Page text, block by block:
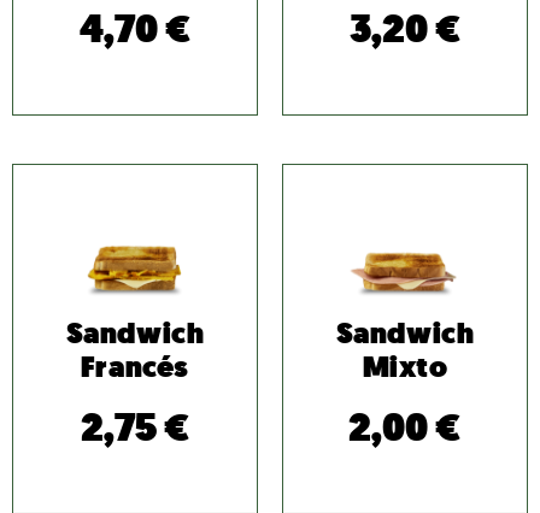
4,70€ 3,20€
Sandwich
Francés
2,75€
Sandwich
Mixto
2,00€